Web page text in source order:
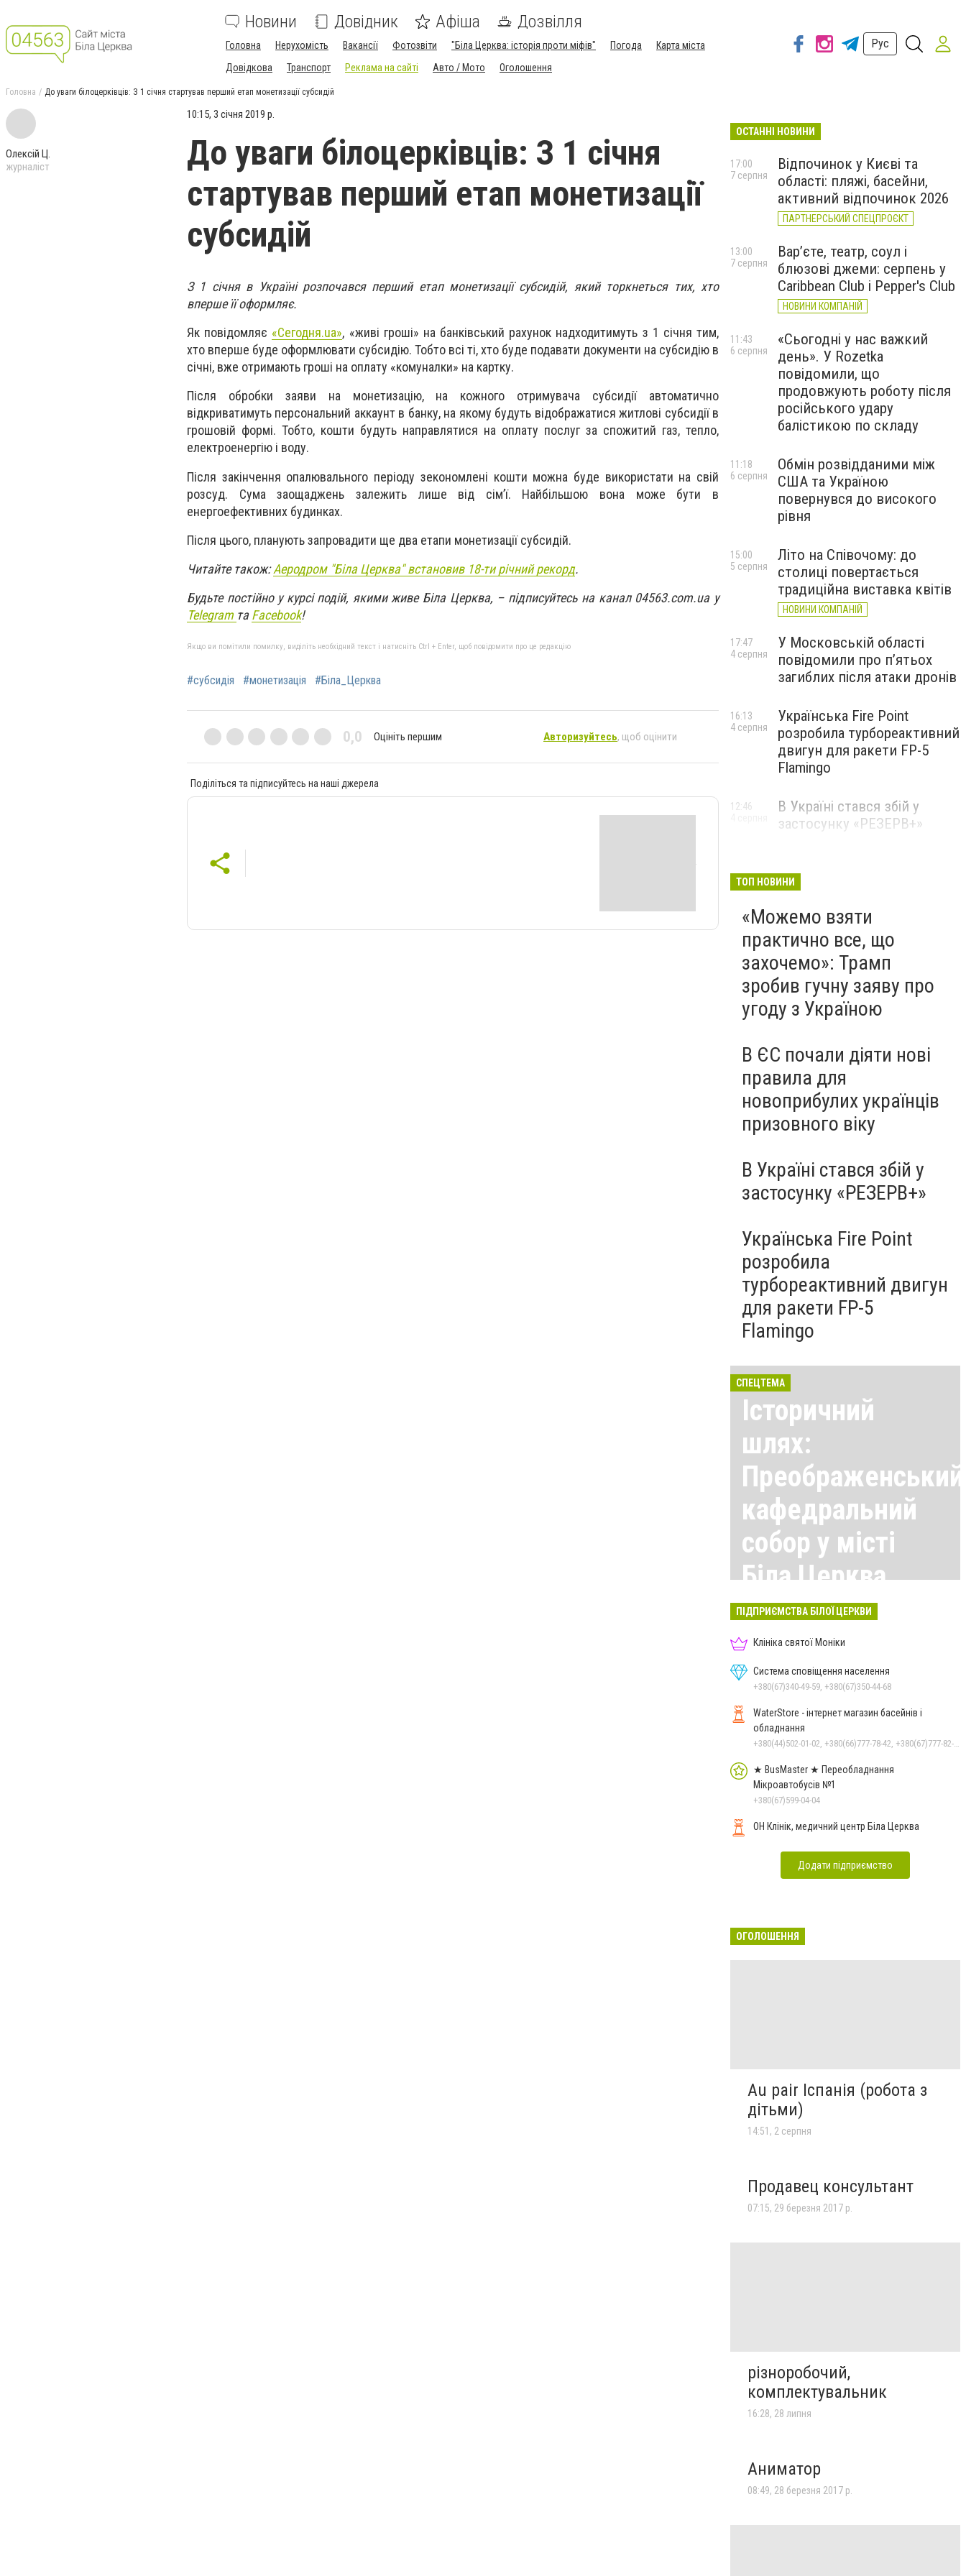
Новини Довідник Афіша Дозвілля
Головна Нерухомість Вакансії Фотозвіти "Біла Церква: історія проти міфів" Погода
Карта міста
Довідкова
Транспорт Реклама на сайті Авто / Мото Оголошення
Рус
Головна До уваги білоцерківців: З 1 січня стартував перший етап монетизації субсидій
Олексій Ц.
журналіст
10:15, 3 січня 2019 р.
До уваги білоцерківців: З 1 січня
стартував перший етап монетизації
субсидій
З 1 січня в Україні розпочався перший етап монетизації субсидій, який торкнеться тих, хто
вперше її оформляє.
Як повідомляє «Сегодня.ua», «живі гроші» на банківський рахунок надходитимуть з 1 січня тим,
хто вперше буде оформлювати субсидію. Тобто всі ті, хто буде подавати документи на субсидію в
січні, вже отримають гроші на оплату «комуналки» на картку.
Після обробки заяви на монетизацію, на кожного отримувача субсидії автоматично
відкриватимуть персональний аккаунт в банку, на якому будуть відображатися житлові субсидії в
грошовій формі. Тобто, кошти будуть направлятися на оплату послуг за спожитий газ, тепло,
електроенергію і воду.
Після закінчення опалювального періоду зекономлені кошти можна буде використати на свій
розсуд. Сума заощаджень залежить лише від сім’ї. Найбільшою вона може бути в
енергоефективних будинках.
Після цього, планують запровадити ще два етапи монетизації субсидій.
Читайте також:Аеродром "Біла Церква" встановив 18-ти річний рекорд.
Будьте постійно у курсі подій, якими живе Біла Церква, – підписуйтесь на канал 04563.com.ua у
Telegram таFacebook!
Якщо ви помітили помилку, виділіть необхідний текст і натисніть Ctrl + Enter, щоб повідомити про це редакцію
#субсидія #монетизація #Біла_Церква
0,0 Оцініть першим Авторизуйтесь, щоб оцінити
Поділіться та підписуйтесь на наші джерела
ОСТАННІ НОВИНИ
Відпочинок у Києві та
області: пляжі, басейни,
активний відпочинок 2026
ПАРТНЕРСЬКИЙ СПЕЦПРОЄКТ
17:00
7 серпня
Вар’єте, театр, соул і
блюзові джеми: серпень у
Caribbean Club і Pepper's Club
НОВИНИ КОМПАНІЙ
13:00
7 серпня
«Сьогодні у нас важкий
день». У Rozetka
повідомили, що
продовжують роботу після
російського удару
балістикою по складу
11:43
6 серпня
Обмін розвідданими між
США та Україною
повернувся до високого
рівня
11:18
6 серпня
Літо на Співочому: до
столиці повертається
традиційна виставка квітів
НОВИНИ КОМПАНІЙ
15:00
5 серпня
У Московській області
повідомили про п’ятьох
загиблих після атаки дронів
17:47
4 серпня
Українська Fire Point
розробила турбореактивний
двигун для ракети FP-5
Flamingo
16:13
4 серпня
В Україні стався збій у
застосунку «РЕЗЕРВ+»
12:46
ТОП НОВИНИ
«Можемо взяти
практично все, що
захочемо»: Трамп
зробив гучну заяву про
угоду з Україною
В ЄС почали діяти нові
правила для
новоприбулих українців
призовного віку
В Україні стався збій у
застосунку «РЕЗЕРВ+»
Українська Fire Point
розробила
турбореактивний двигун
для ракети FP-5
Flamingo
СПЕЦТЕМА
Історичний
шлях:
Преображенський
кафедральний
собор у місті
Біла Церква
Всі матеріали тут
ПІДПРИЄМСТВА БІЛОЇ ЦЕРКВИ
Клініка святої Моніки
Система сповіщення населення
+380(67)340-49-59, +380(67)350-44-68
WaterStore - інтернет магазин басейнів і
обладнання
★ BusMaster ★ Переобладнання
Мікроавтобусів №1
+380(67)599-04-04
ОН Клінік, медичний центр Біла Церква
Додати підприємство
ОГОЛОШЕННЯ
Au pair Іспанія (робота з
дітьми)
14:51, 2 серпня
Продавец консультант
07:15, 29 березня 2017 р.
різноробочий,
комплектувальник
16:28, 28 липня
Аниматор
08:49, 28 березня 2017 р.